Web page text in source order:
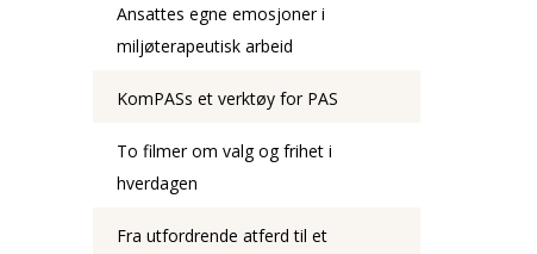
Ansattes egne emosjoner i
miljøterapeutisk arbeid
KomPASs et verktøy for PAS
To filmer om valg og frihet i
hverdagen
Fra utfordrende atferd til et